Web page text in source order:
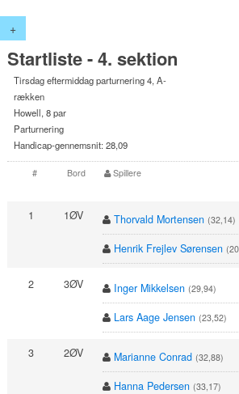
+
Startliste - 4. sektion
Tirsdag eftermiddag parturnering 4, A-
rækken
Howell, 8 par
Parturnering
Handicap-gennemsnit: 28,09
# Bord Spillere
1 1ØV Thorvald Mortensen (32,14)
Henrik Frejlev Sørensen
2 3ØV Inger Mikkelsen (29,94)
Lars Aage Jensen (23,52)
3 2ØV Marianne Conrad (32,88)
Hanna Pedersen (33,17)